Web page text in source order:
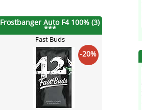
Frostbanger Auto F4 100% (3)
***
Fast Buds
-20%